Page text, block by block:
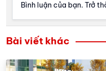
Bình luận của bạn. Trở
Bài viết khác